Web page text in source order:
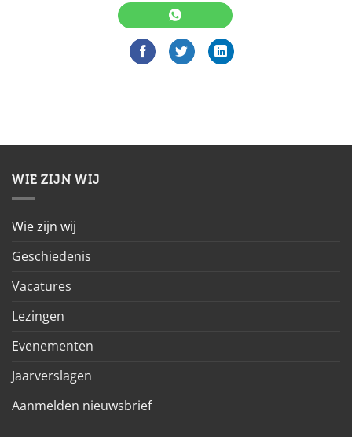
WIE ZIJN WIJ
Wie zijn wij
Geschiedenis
Vacatures
Lezingen
Evenementen
Jaarverslagen
Aanmelden nieuwsbrief